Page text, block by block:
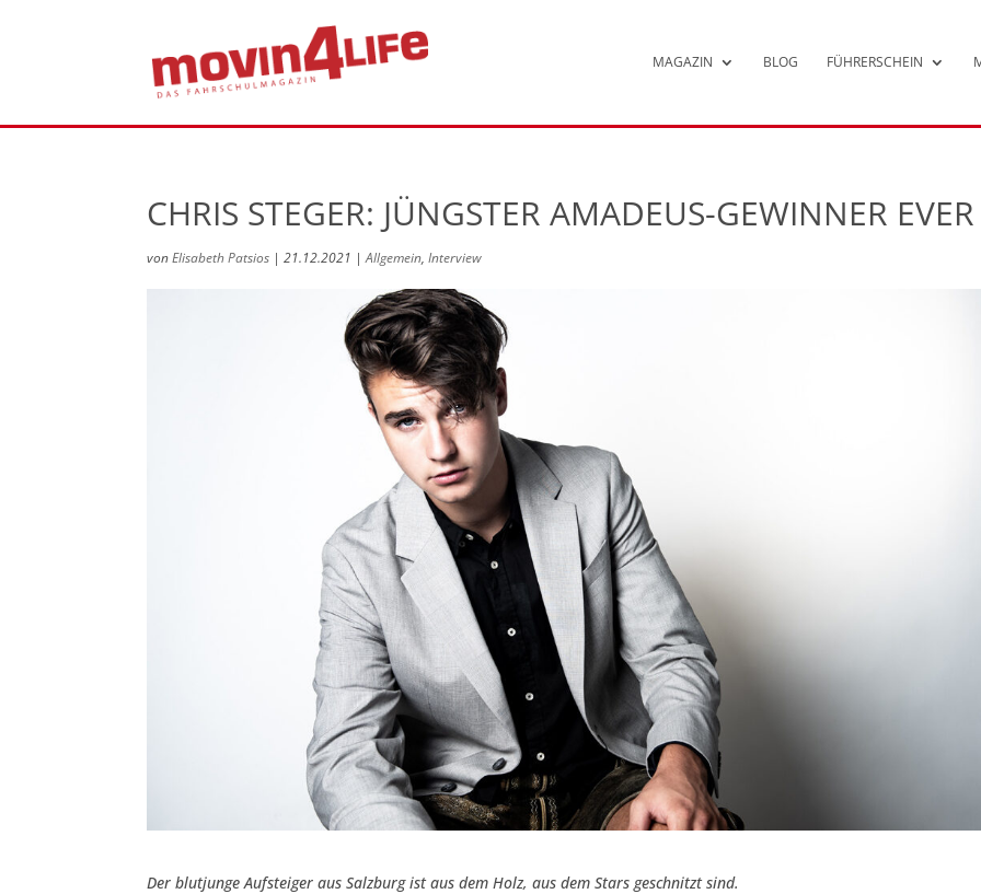
MAGAZIN BLOG FÜHRERSCHEIN
CHRIS STEGER: JÜNGSTER AMADEUS-GEWINNER EVER
vonElisabeth Patsios |21.12.2021 |Allgemein,Interview
Der blutjunge Aufsteiger aus Salzburg ist aus dem Holz, aus dem Stars geschnitzt sind.